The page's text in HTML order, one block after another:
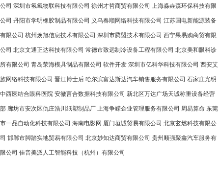
公司 深圳市氢氧物联科技有限公司 徐州才哲商贸有限公司 上海淼垚森环保科技有限
公司 丹阳市学明橡胶制品有限公司 义乌春顺网络科技有限公司 江苏国电新能源装备
有限公司 杭州焕旭信息技术有限公司 深圳市腾盟技术有限公司 西宁果易购商贸有限
公司 北京文通正达科技有限公司 常德市致远制冷设备工程有限公司 北京美和眼科诊
所有限公司 青岛荣海模具制品有限公司 软件开发 深圳市亿科华科技有限公司 西安艾
族网络科技有限公司 晋江博士后 哈尔滨富达斯达汽车销售服务有限公司 石家庄光明
中西医结合眼科医院 安徽言合数据科技有限公司 新北区万达广场天诚称重设备经营
部 廊坊市安次区仇庄浩川纸塑制品厂 上海争嵘企业管理服务有限公司 周易算命 东莞
市一品自动化科技有限公司 海南电影网 厦门垣诚贸易有限公司 北京玄燃科技有限公
司 邯郸市脚踏实地贸易有限公司 北京妙知达商贸有限公司 贵州顺强聚鑫汽车服务有
限公司 佳音美派人工智能科技（杭州）有限公司